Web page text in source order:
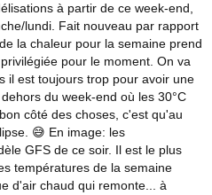
à partir de ce week-end,
lundi. Fait nouveau par rapport
la chaleur pour la semaine prend
pour le moment. On va
il est toujours trop pour avoir une
du week-end où les 30°C
côté des choses, c'est qu'au
😅 En image: les
GFS de ce soir. Il est le plus
températures de la semaine
d'air chaud qui remonte... à